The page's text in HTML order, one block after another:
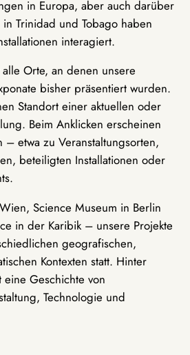
in Europa, aber auch darüber
Trinidad und Tobago haben
interagiert.
Orte, an denen unsere
bisher präsentiert wurden.
Standort einer aktuellen oder
Beim Anklicken erscheinen
– etwa zu Veranstaltungsorten,
beteiligten Installationen oder
Science Museum in Berlin
in der Karibik – unsere Projekte
geografischen,
Kontexten statt. Hinter
eine Geschichte von
Technologie und